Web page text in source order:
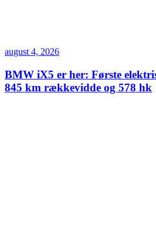
august 4, 2026
BMW iX5 er her: Første
845 km rækkevidde og 578 hk